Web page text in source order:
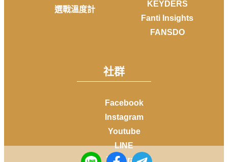
選戰溫度計
KEYDERS
Fanti Insights
FANSDO
社群
Facebook
Instagram
Youtube
LINE
Telegram